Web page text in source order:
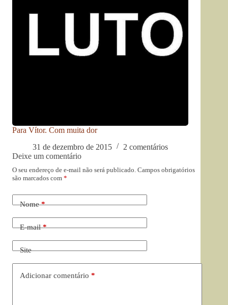
Para Vítor. Com muita dor
31 de dezembro de 2015
2 comentários
Deixe um comentário
O seu endereço de e-mail não será publicado. Campos obrigatórios
são marcados com *
Nome*
E-mail*
Site
Adicionar comentário *